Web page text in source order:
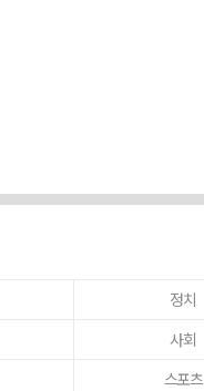
정치
사회
스포츠